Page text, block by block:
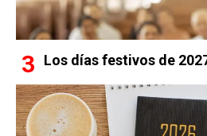
Los días festivos de